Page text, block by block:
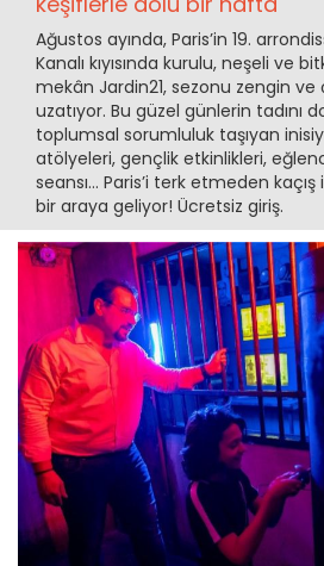
Ağustos ayında, Paris’in 19.
Kanalı kıyısında kurulu, neşeli ve
mekân Jardin21, sezonu zengin
uzatıyor. Bu güzel günlerin tadını
toplumsal sorumluluk taşıyan
atölyeleri, gençlik etkinlikleri,
seansı... Paris’i terk etmeden
bir araya geliyor! Ücretsiz giriş.